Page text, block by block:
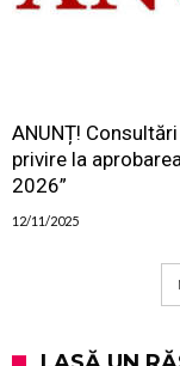
ANUNȚ!
privire la
2026”
12/11/2025